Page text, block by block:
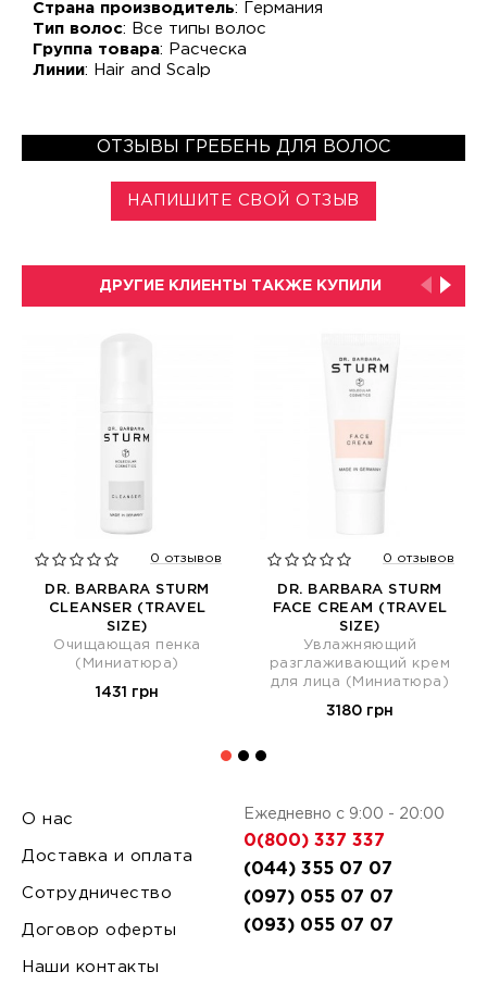
Страна производитель: Германия
Тип волос: Все типы волос
Группа товара: Расческа
Линии: Hair and Scalp
ОТЗЫВЫ ГРЕБЕНЬ ДЛЯ ВОЛОС
НАПИШИТЕ СВОЙ ОТЗЫВ
ДРУГИЕ КЛИЕНТЫ ТАКЖЕ КУПИЛИ
0 отзывов
DR. BARBARA STURM
CLEANSER (TRAVEL
SIZE)
Очищающая пенка
(Миниатюра)
1431 грн
0 отзывов
DR. BARBARA STURM
FACE CREAM (TRAVEL
SIZE)
Увлажняющий
разглаживающий крем
для лица (Миниатюра)
3180 грн
О нас
Доставка и оплата
Сотрудничество
Договор оферты
Наши контакты
Ежедневно с 9:00 - 20:00
0(800) 337 337
(044) 355 07 07
(097) 055 07 07
(093) 055 07 07